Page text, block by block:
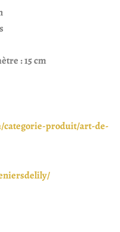
: 15 cm
categorie-produit/art-de-